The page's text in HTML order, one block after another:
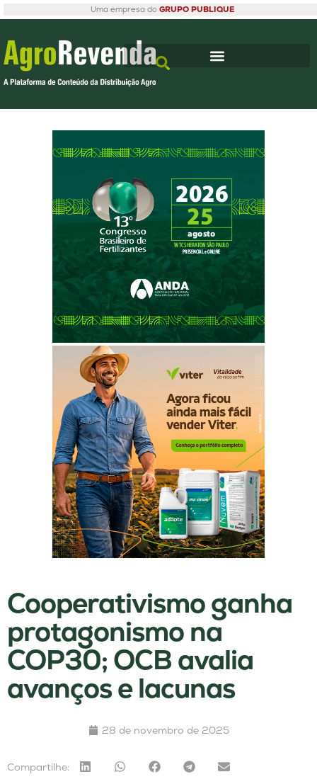
Uma empresa do GRUPO PUBLIQUE
Cooperativismo ganha
protagonismo na
COP30; OCB avalia
avanços e lacunas
28 de novembro de 2025
Compartilhe: